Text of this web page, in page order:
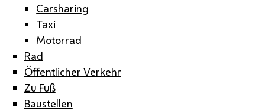
Carsharing
Taxi
Motorrad
Rad
Öffentlicher Verkehr
Zu Fuß
Baustellen